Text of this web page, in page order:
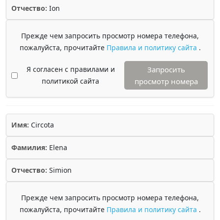
Отчество: Ion
Прежде чем запросить просмотр номера телефона,
пожалуйста, прочитайте Правила и политику сайта .
Я согласен с правилами и
политикой сайта
Запросить
просмотр номера
Имя: Circota
Фамилия: Elena
Отчество: Simion
Прежде чем запросить просмотр номера телефона,
пожалуйста, прочитайте Правила и политику сайта .